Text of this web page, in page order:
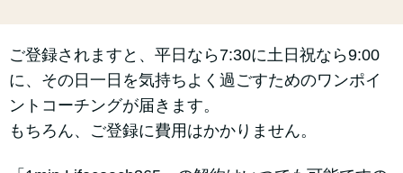
ご登録されますと、平日なら7:30に土日祝なら9:00
に、その日一日を気持ちよく過ごすためのワンポイ
ントコーチングが届きます。
もちろん、ご登録に費用はかかりません。